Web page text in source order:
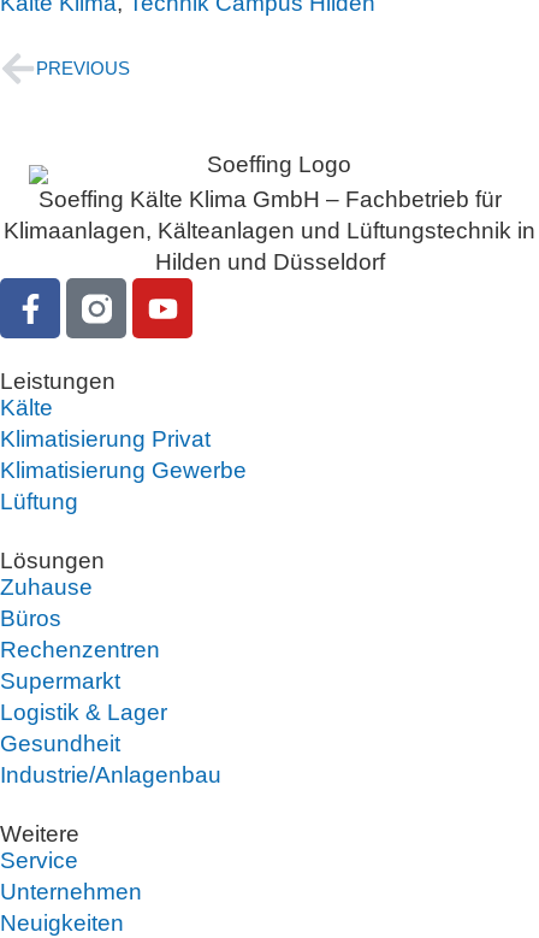
PREVIOUS
Soeffing Kälte Klima GmbH – Fachbetrieb für
Klimaanlagen, Kälteanlagen und Lüftungstechnik in
Hilden und Düsseldorf
Leistungen
Kälte
Klimatisierung Privat
Klimatisierung Gewerbe
Lüftung
Lösungen
Zuhause
Büros
Rechenzentren
Supermarkt
Logistik & Lager
Gesundheit
Industrie/Anlagenbau
Weitere
Service
Unternehmen
Neuigkeiten